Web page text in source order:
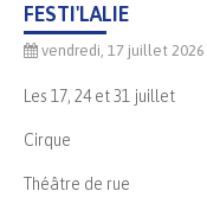
FESTI'LALIE
vendredi, 17 juillet 2026
Les 17, 24 et 31 juillet
Cirque
Théâtre de rue